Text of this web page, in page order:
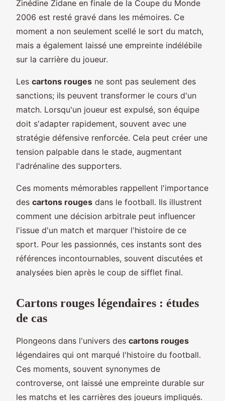
Zinédine Zidane en finale de la Coupe du Monde
2006 est resté gravé dans les mémoires. Ce
moment a non seulement scellé le sort du match,
mais a également laissé une empreinte indélébile
sur la carrière du joueur.
Les cartons rouges ne sont pas seulement des
sanctions; ils peuvent transformer le cours d'un
match. Lorsqu'un joueur est expulsé, son équipe
doit s'adapter rapidement, souvent avec une
stratégie défensive renforcée. Cela peut créer une
tension palpable dans le stade, augmentant
l'adrénaline des supporters.
Ces moments mémorables rappellent l'importance
des cartons rouges dans le football. Ils illustrent
comment une décision arbitrale peut influencer
l'issue d'un match et marquer l'histoire de ce
sport. Pour les passionnés, ces instants sont des
références incontournables, souvent discutées et
analysées bien après le coup de sifflet final.
Cartons rouges légendaires : études
de cas
Plongeons dans l'univers des cartons rouges
légendaires qui ont marqué l'histoire du football.
Ces moments, souvent synonymes de
controverse, ont laissé une empreinte durable sur
les matchs et les carrières des joueurs impliqués.